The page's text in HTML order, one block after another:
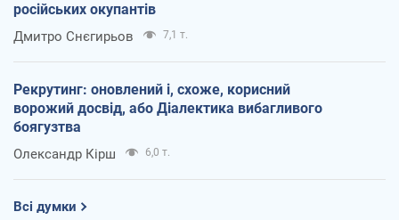
російських окупантів
Дмитро Снєгирьов 7,1 т.
Рекрутинг: оновлений і, схоже, корисний
ворожий досвід, або Діалектика вибагливого
боягузтва
Олександр Кірш 6,0 т.
Всі думки